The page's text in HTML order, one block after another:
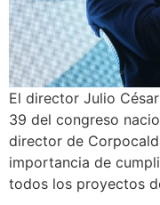
El director Julio
39 del congreso
director de
importancia de
todos los proyectos